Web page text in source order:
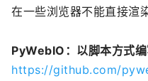
在一些浏览器不能直接渲
PyWebIO：以脚本方式
https://github.com/